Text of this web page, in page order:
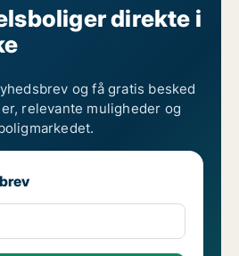
direkte i
og få gratis besked
relevante muligheder og